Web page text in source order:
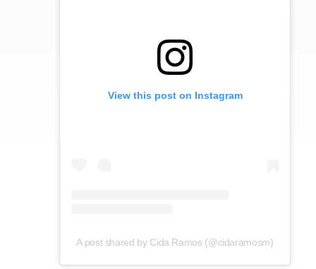
View this post on Instagram
A post shared by Cida Ramos (@cidaramosm)